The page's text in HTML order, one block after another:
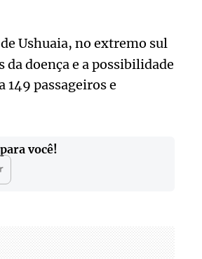
Ushuaia, no extremo sul
doença e a possibilidade
passageiros e
você!